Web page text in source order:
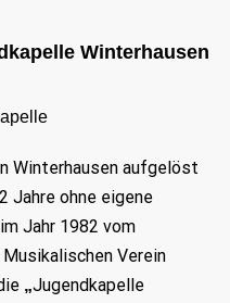
Winterhausen
Winterhausen aufgelöst
Jahre ohne eigene
Jahr 1982 vom
Verein
„Jugendkapelle